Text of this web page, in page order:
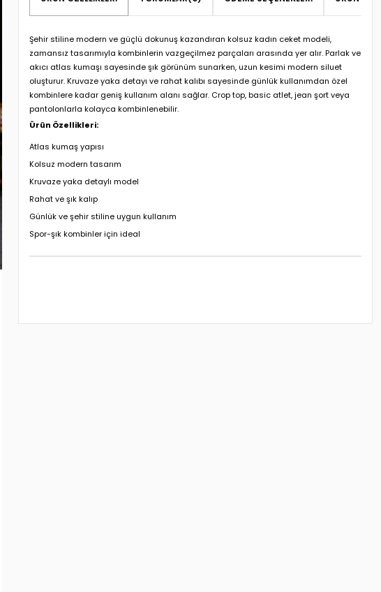
Şehir stiline modern ve güçlü dokunuş kazandıran kolsuz kadın ceket modeli,
zamansız tasarımıyla kombinlerin vazgeçilmez parçaları arasında yer alır. Parlak ve
akıcı atlas kumaşı sayesinde şık görünüm sunarken, uzun kesimi modern siluet
oluşturur. Kruvaze yaka detayı ve rahat kalıbı sayesinde günlük kullanımdan özel
kombinlere kadar geniş kullanım alanı sağlar. Crop top, basic atlet, jean şort veya
pantolonlarla kolayca kombinlenebilir.
Ürün Özellikleri:
Atlas kumaş yapısı
Kolsuz modern tasarım
Kruvaze yaka detaylı model
Rahat ve şık kalıp
Günlük ve şehir stiline uygun kullanım
Spor-şık kombinler için ideal